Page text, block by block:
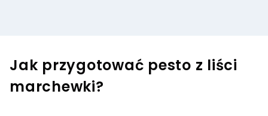
Jak przygotować pesto z liści
marchewki?